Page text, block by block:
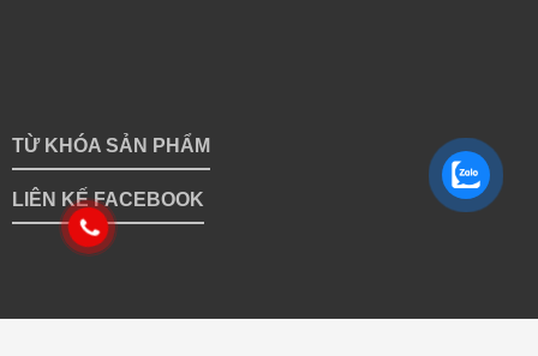
TỪ KHÓA SẢN PHẨM
LIÊN KẾ FACEBOOK